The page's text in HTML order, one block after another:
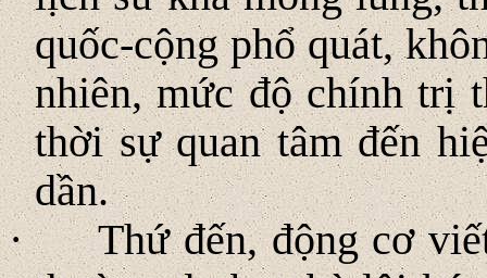
quốc-cộng phổ quát,
nhiên, mức độ chính trị
thời sự quan tâm đến
dần.
·
Thứ đến, động cơ